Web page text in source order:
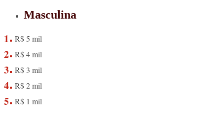
Masculina
R$ 5 mil
R$ 4 mil
R$ 3 mil
R$ 2 mil
R$ 1 mil